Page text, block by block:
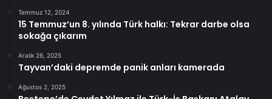
Temmuz 12, 2024
15 Temmuz’un 8. yılında Türk halkı: Tekrar darbe olsa
sokağa çıkarım
Aralık 26, 2025
Tayvan’daki depremde panik anları kamerada
Ağustos 2, 2025